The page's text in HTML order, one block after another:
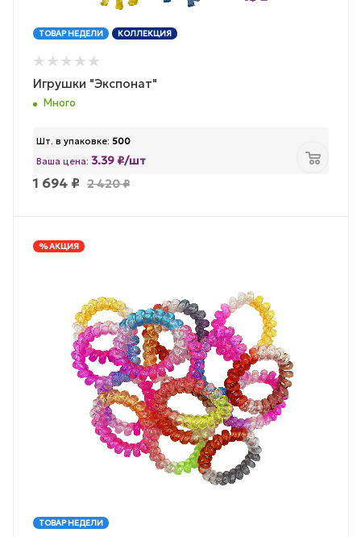
ТОВАР НЕДЕЛИ КОЛЛЕКЦИЯ
Игрушки "Экспонат"
Много
Шт. в упаковке: 500
Ваша цена: 3.39 ₽/шт
1 694 ₽ 2 420₽
% АКЦИЯ
ТОВАР НЕДЕЛИ